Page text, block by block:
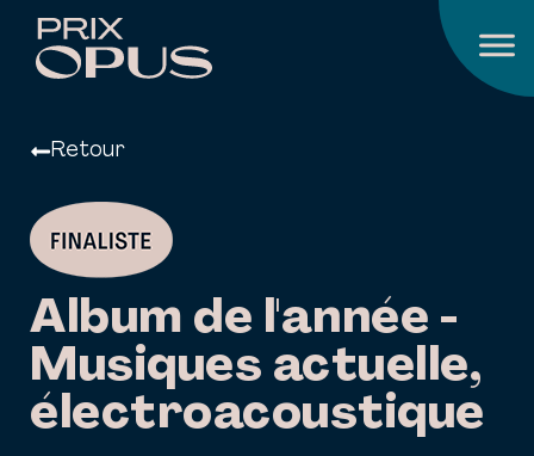
Retour
Album de l'année -
Musiques actuelle,
électroacoustique